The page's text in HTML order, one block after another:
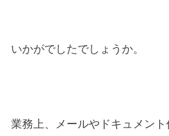
いかがでしたでしょうか。
業務上、メールやドキュメント